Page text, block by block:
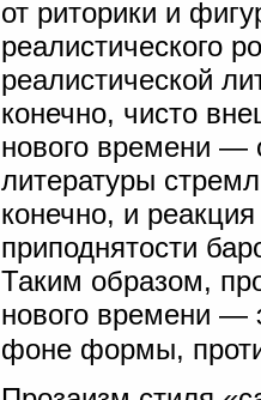
от риторики и
реалистического
реалистической
конечно, чисто
нового времени —
литературы
конечно, и
приподнятости
Таким образом,
нового времени —
фоне формы,